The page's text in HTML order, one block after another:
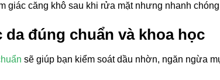
giác căng khô sau khi rửa mặt nhưng nhanh
đúng chuẩn và khoa học
sẽ giúp bạn kiểm soát dầu nhờn, ngăn ngừa